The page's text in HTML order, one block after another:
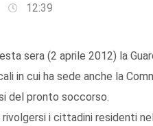
12:39
sera (2 aprile 2012) la
in cui ha sede anche la
del pronto soccorso.
i cittadini residenti